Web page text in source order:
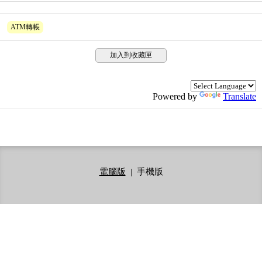
ATM轉帳
加入到收藏匣
Powered by Translate
電腦版 | 手機版